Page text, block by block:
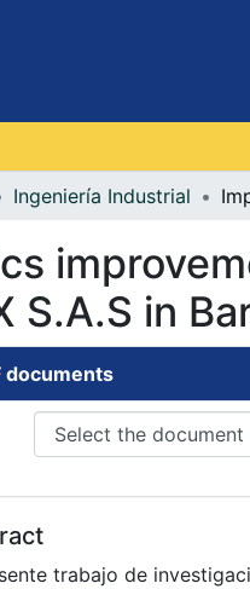
Ingeniería Industrial
S.A.S in
documents
trabajo de